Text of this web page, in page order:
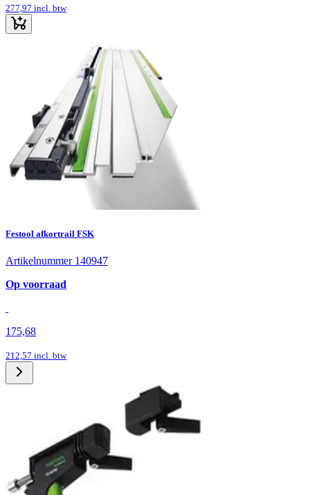
277,97 incl. btw
Festool afkortrail FSK
Artikelnummer 140947
Op voorraad
175,68
212,57 incl. btw